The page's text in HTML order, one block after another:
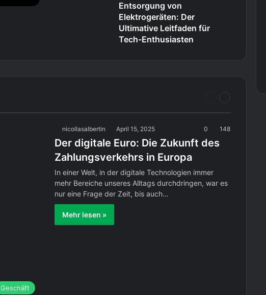
Entsorgung von
Elektrogeräten: Der
Ultimative Leitfaden für
Tech-Enthusiasten
Geschäft
nicollasalbertin April 15, 2025 0 148
Der digitale Euro: Die Zukunft des
Zahlungsverkehrs in Europa
In einer Welt, in der digitale Technologien immer
mehr Bereiche unseres Alltags durchdringen, war es
nur eine Frage der Zeit, bis auch…
Mehr lesen »